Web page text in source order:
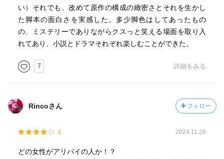
い）それでも、改めて原作の構成の緻密さとそれを生かし
た脚本の面白さを実感した。多少脚色はしてあったもの
の、ミステリーでありながらクスっと笑える場面を取り入
れてあり、小説とドラマそれぞれ楽しむことができた。
7 詳細をみる
Rincoさん フォロー
4 2024.11.28
どの女性がアリバイの人か！？